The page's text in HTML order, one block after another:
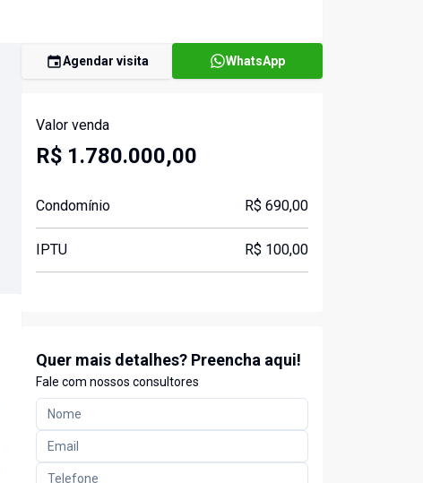
Agendar visita WhatsApp
Valor venda
R$ 1.780.000,00
Condomínio R$ 690,00
IPTU R$ 100,00
Quer mais detalhes? Preencha aqui!
Fale com nossos consultores